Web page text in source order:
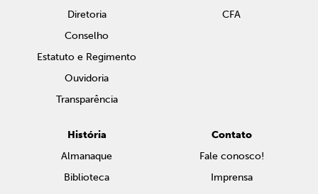
Diretoria
Conselho
Estatuto e Regimento
Ouvidoria
Transparência
CFA
História
Almanaque
Biblioteca
Contato
Fale conosco!
Imprensa